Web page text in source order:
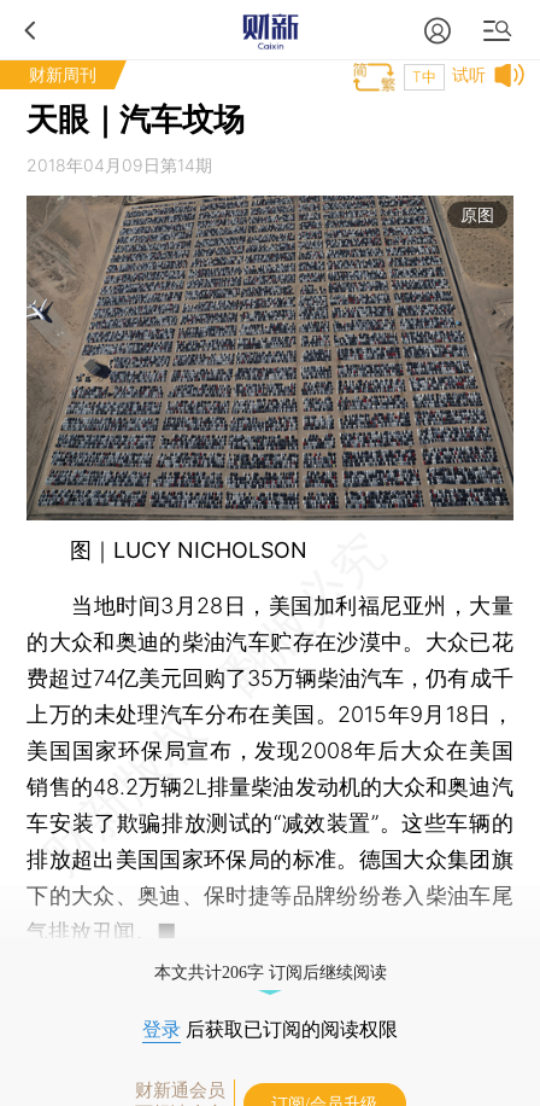
财新周刊 试听
T中
天眼｜汽车坟场
2018年04月09日第14期
原图
图｜LUCY NICHOLSON
当地时间3月28日，美国加利福尼亚州，大量
的大众和奥迪的柴油汽车贮存在沙漠中。大众已花
费超过74亿美元回购了35万辆柴油汽车，仍有成千
上万的未处理汽车分布在美国。2015年9月18日，
美国国家环保局宣布，发现2008年后大众在美国
销售的48.2万辆2L排量柴油发动机的大众和奥迪汽
车安装了欺骗排放测试的“减效装置”。这些车辆的
排放超出美国国家环保局的标准。德国大众集团旗
下的大众、奥迪、保时捷等品牌纷纷卷入柴油车尾
气排放丑闻。■
本文共计206字 订阅后继续阅读
登录 后获取已订阅的阅读权限
财新通会员